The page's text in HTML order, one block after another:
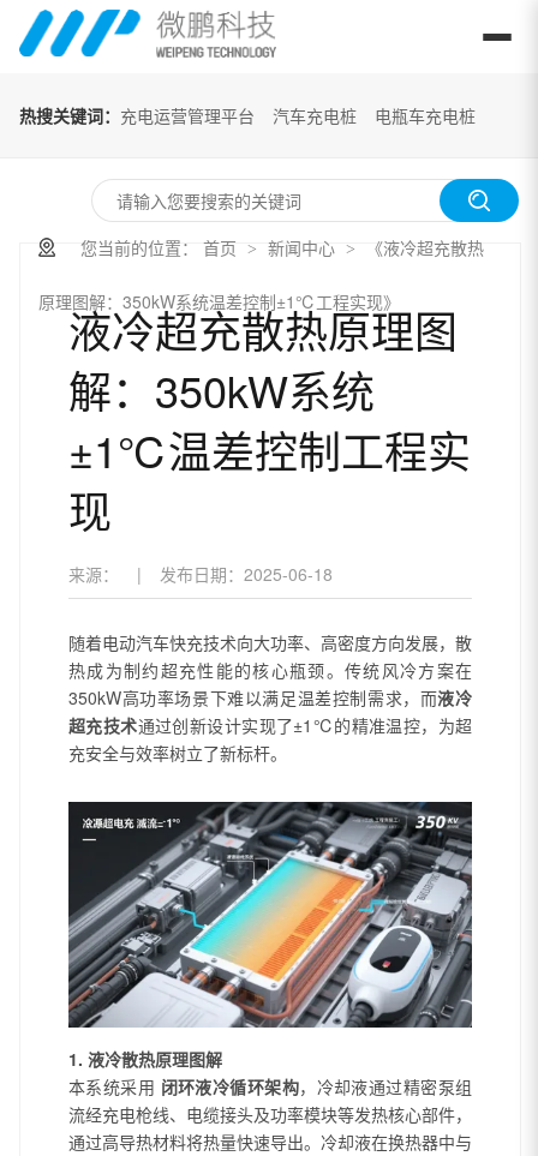
热搜关键词： 充电运营管理平台 汽车充电桩 电瓶车充电桩
您当前的位置： 首页 > 新闻中心 > 《液冷超充散热
原理图解：350kW系统温差控制±1℃工程实现》
液冷超充散热原理图
解：350kW系统
±1℃温差控制工程实
现
来源： | 发布日期： 2025-06-18
随着电动汽车快充技术向大功率、高密度方向发展，散
热成为制约超充性能的核心瓶颈。传统风冷方案在
350kW高功率场景下难以满足温差控制需求，而液冷
超充技术通过创新设计实现了±1℃的精准温控，为超
充安全与效率树立了新标杆。
1. 液冷散热原理图解
本系统采用 闭环液冷循环架构，冷却液通过精密泵组
流经充电枪线、电缆接头及功率模块等发热核心部件，
通过高导热材料将热量快速导出。冷却液在换热器中与